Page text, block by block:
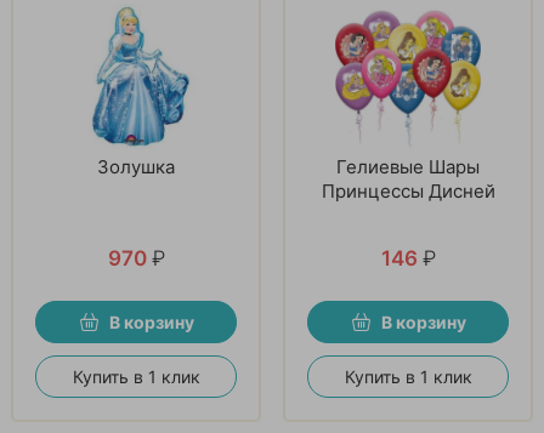
Золушка
970 ₽
В корзину
Купить в 1 клик
Гелиевые Шары
Принцессы Дисней
146 ₽
В корзину
Купить в 1 клик